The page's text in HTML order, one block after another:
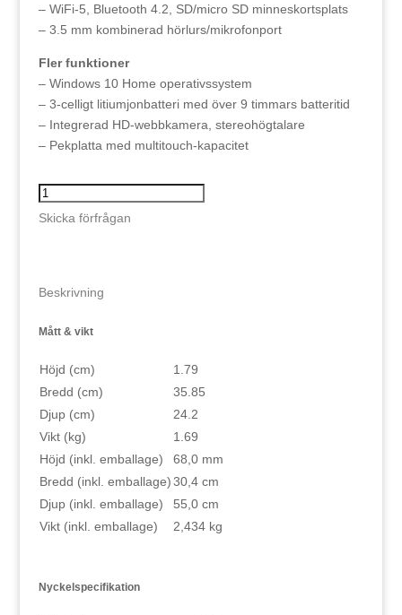
– WiFi-5, Bluetooth 4.2, SD/micro SD minneskortsplats
– 3.5 mm kombinerad hörlurs/mikrofonport
Fler funktioner
– Windows 10 Home operativssystem
– 3-celligt litiumjonbatteri med över 9 timmars batteritid
– Integrerad HD-webbkamera, stereohögtalare
– Pekplatta med multitouch-kapacitet
HP
15S-
mängd
Skicka förfrågan
Beskrivning
Mått & vikt
Höjd (cm)
1.79
Bredd (cm)
35.85
Djup (cm)
24.2
Vikt (kg)
1.69
Höjd (inkl. emballage)
68,0 mm
Bredd (inkl. emballage)30,4 cm
Djup (inkl. emballage)
55,0 cm
Vikt (inkl. emballage)
2,434 kg
Nyckelspecifikation